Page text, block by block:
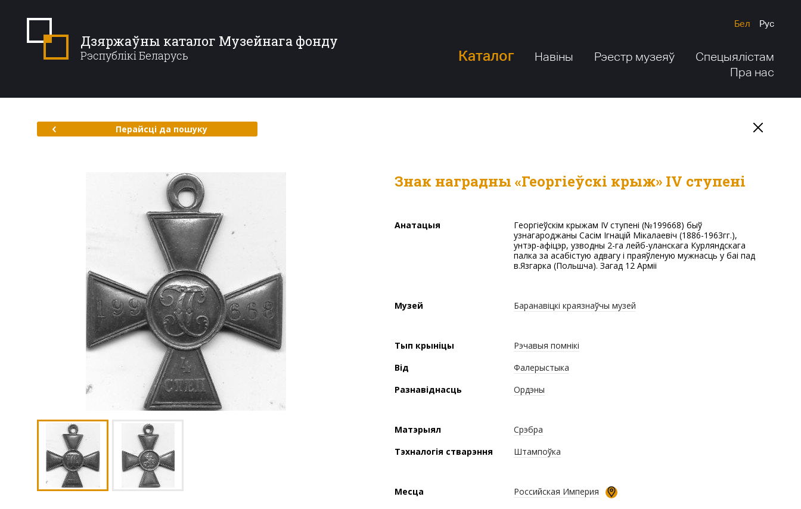
Дзяржаўны каталог Музейнага фонду
Рэспублікі Беларусь
Бел Рус
Каталог Навіны Рэестр музеяў
Спецыялістам
Пра нас
Перайсці да пошуку
Знак наградны «Георгіеўскі крыж» IV ступені
Анатацыя
Георгіеўскім крыжам IV ступені (№199668) быў
узнагароджаны Сасім Ігнацій Мікалаевіч (1886-1963гг.),
унтэр-афіцэр, узводны 2-га лейб-уланскага Курляндскага
палка за асабістую адвагу і праяўленую мужнасць у баі пад
в.Язгарка (Польшча). Загад 12 Арміі
Музей Баранавіцкі краязнаўчы музей
Тып крыніцы
Рэчавыя помнікі
Від
Фалерыстыка
Разнавіднасць
Ордэны
Матэрыял
Срэбра
Тэхналогія стварэння
Штампоўка
Месца Российская Империя